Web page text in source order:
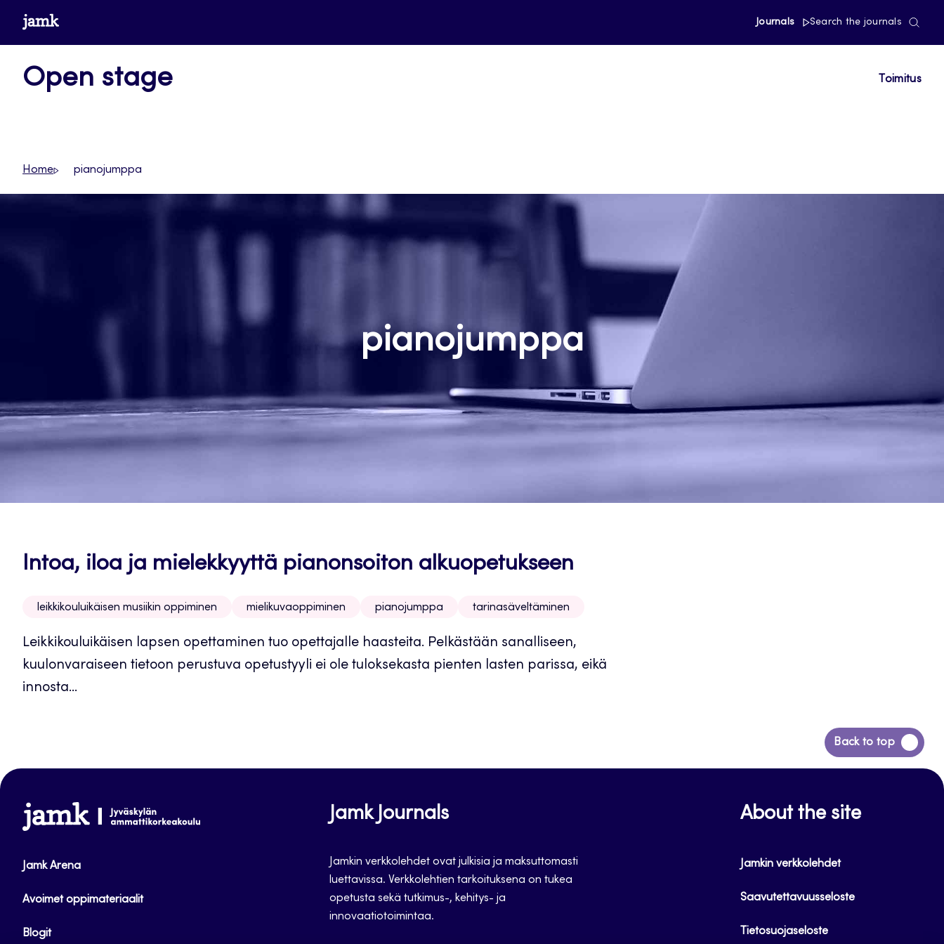
Siirrywww.jamk.fi Journals Search the journals
Open stage Toimitus
Home pianojumppa
pianojumppa
Intoa, iloa ja mielekkyyttä pianonsoiton alkuopetukseen
leikkikouluikäisen musiikin oppiminen mielikuvaoppiminen pianojumppa tarinasäveltäminen
Leikkikouluikäisen lapsen opettaminen tuo opettajalle haasteita. Pelkästään sanalliseen,
kuulonvaraiseen tietoon perustuva opetustyyli ei ole tuloksekasta pienten lasten parissa, eikä
innosta...
Back to top
Siirry
takaisin
www.jamk.fi
Jamk Arena
Avoimet oppimateriaalit
Blogit
Jamk Journals
Jamkin verkkolehdet ovat julkisia ja maksuttomasti
luettavissa. Verkkolehtien tarkoituksena on tukea
opetusta sekä tutkimus-, kehitys- ja
innovaatiotoimintaa.
About the site
Jamkin verkkolehdet
Saavutettavuusseloste
Tietosuojaseloste